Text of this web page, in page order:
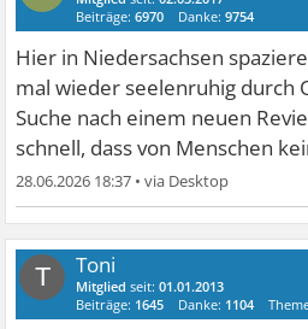
Beiträge:6970 Danke:9754
Hier in Niedersachsen
mal wieder seelenruhig durch
Suche nach einem neuen
schnell, dass von Menschen
28.06.2026 18:37 •
T Toni
Mitglied seit:01.01.2013
Beiträge: 1645 Danke: 1104